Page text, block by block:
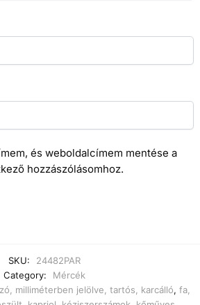
és weboldalcímem mentése a
hozzászólásomhoz.
SKU:
24482PAR
Category:
Mércék
milliméterben jelölve, tartós, karcálló, fa,